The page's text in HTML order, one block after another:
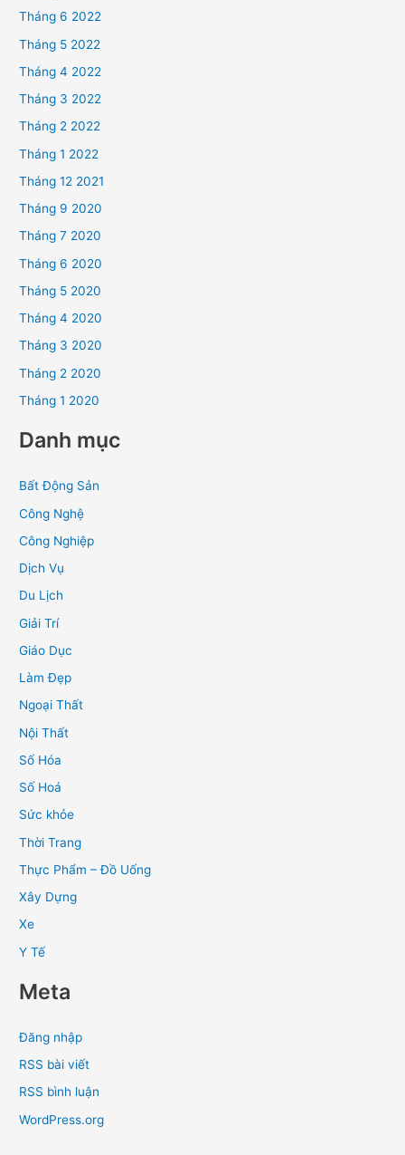
Tháng 6 2022
Tháng 5 2022
Tháng 4 2022
Tháng 3 2022
Tháng 2 2022
Tháng 1 2022
Tháng 12 2021
Tháng 9 2020
Tháng 7 2020
Tháng 6 2020
Tháng 5 2020
Tháng 4 2020
Tháng 3 2020
Tháng 2 2020
Tháng 1 2020
Danh mục
Bất Động Sản
Công Nghệ
Công Nghiệp
Dịch Vụ
Du Lịch
Giải Trí
Giáo Dục
Làm Đẹp
Ngoại Thất
Nội Thất
Số Hóa
Số Hoá
Sức khỏe
Thời Trang
Thực Phẩm – Đồ Uống
Xây Dựng
Xe
Y Tế
Meta
Đăng nhập
RSS bài viết
RSS bình luận
WordPress.org